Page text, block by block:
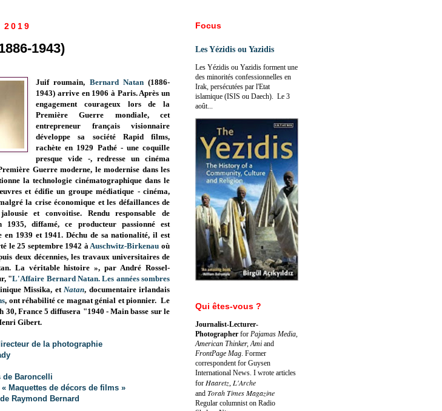
1943)
Juif roumain, Bernard Natan(1886-
1943) arrive en 1906 à Paris. Après un
engagement courageux lors de la
Première Guerre mondiale, cet
entrepreneur français visionnaire
développe sa société Rapid films,
rachète en 1929 Pathé - une coquille
presque vide -, redresse un cinéma
Guerre moderne, le modernise dans les
la technologie cinématographique dans le
et édifie un groupe médiatique - cinéma,
la crise économique et les défaillances de
et convoitise. Rendu responsable de
1935, diffamé, ce producteur passionné est
1939 et 1941. Déchu de sa nationalité, il est
le 25 septembre 1942 àAuschwitz-Birkenau où
deux décennies, les travaux universitaires de
La véritable histoire », par André Rossel-
"L'Affaire Bernard Natan. Les années sombres
Missika, et Natan, documentaire irlandais
, ont réhabilité ce magnat génial et pionnier. Le
30, France 5 diffusera "1940 - Main basse sur le
Gibert.
de la photographie
de Baroncelli
« Maquettes de décors de films »
Raymond Bernard
Focus
Les Yézidis ou Yazidis
Les Yézidis ou Yazidis forment une
des minorités confessionnelles en
Irak, persécutées par l'Etat
islamique (ISIS ou Daech). Le 3
août...
Qui êtes-vous ?
Journalist-Lecturer-
Photographer for Pajamas Media,
American Thinker, Ami and
FrontPage Mag. Former
correspondent for Guysen
International News. I wrote articles
for Haaretz, L'Arche
and Torah Times Magazine
Regular columnist on Radio